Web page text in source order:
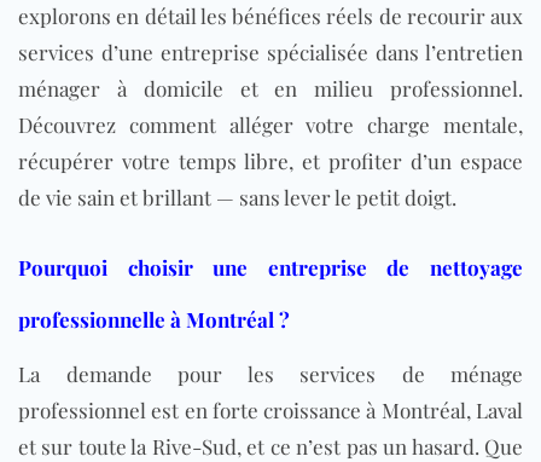
explorons en détail les bénéfices réels de recourir aux
services d’une entreprise spécialisée dans l’entretien
ménager à domicile et en milieu professionnel.
Découvrez comment alléger votre charge mentale,
récupérer votre temps libre, et profiter d’un espace
de vie sain et brillant — sans lever le petit doigt.
Pourquoi choisir une entreprise de nettoyage
professionnelle à Montréal ?
La demande pour les services de ménage
professionnel est en forte croissance à Montréal, Laval
et sur toute la Rive-Sud, et ce n’est pas un hasard. Que